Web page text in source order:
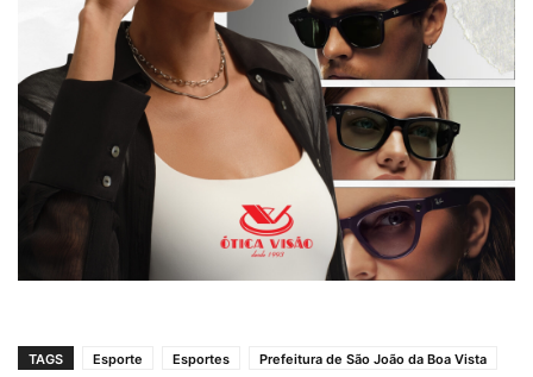
TAGS Esporte Esportes
Prefeitura de São João da Boa Vista